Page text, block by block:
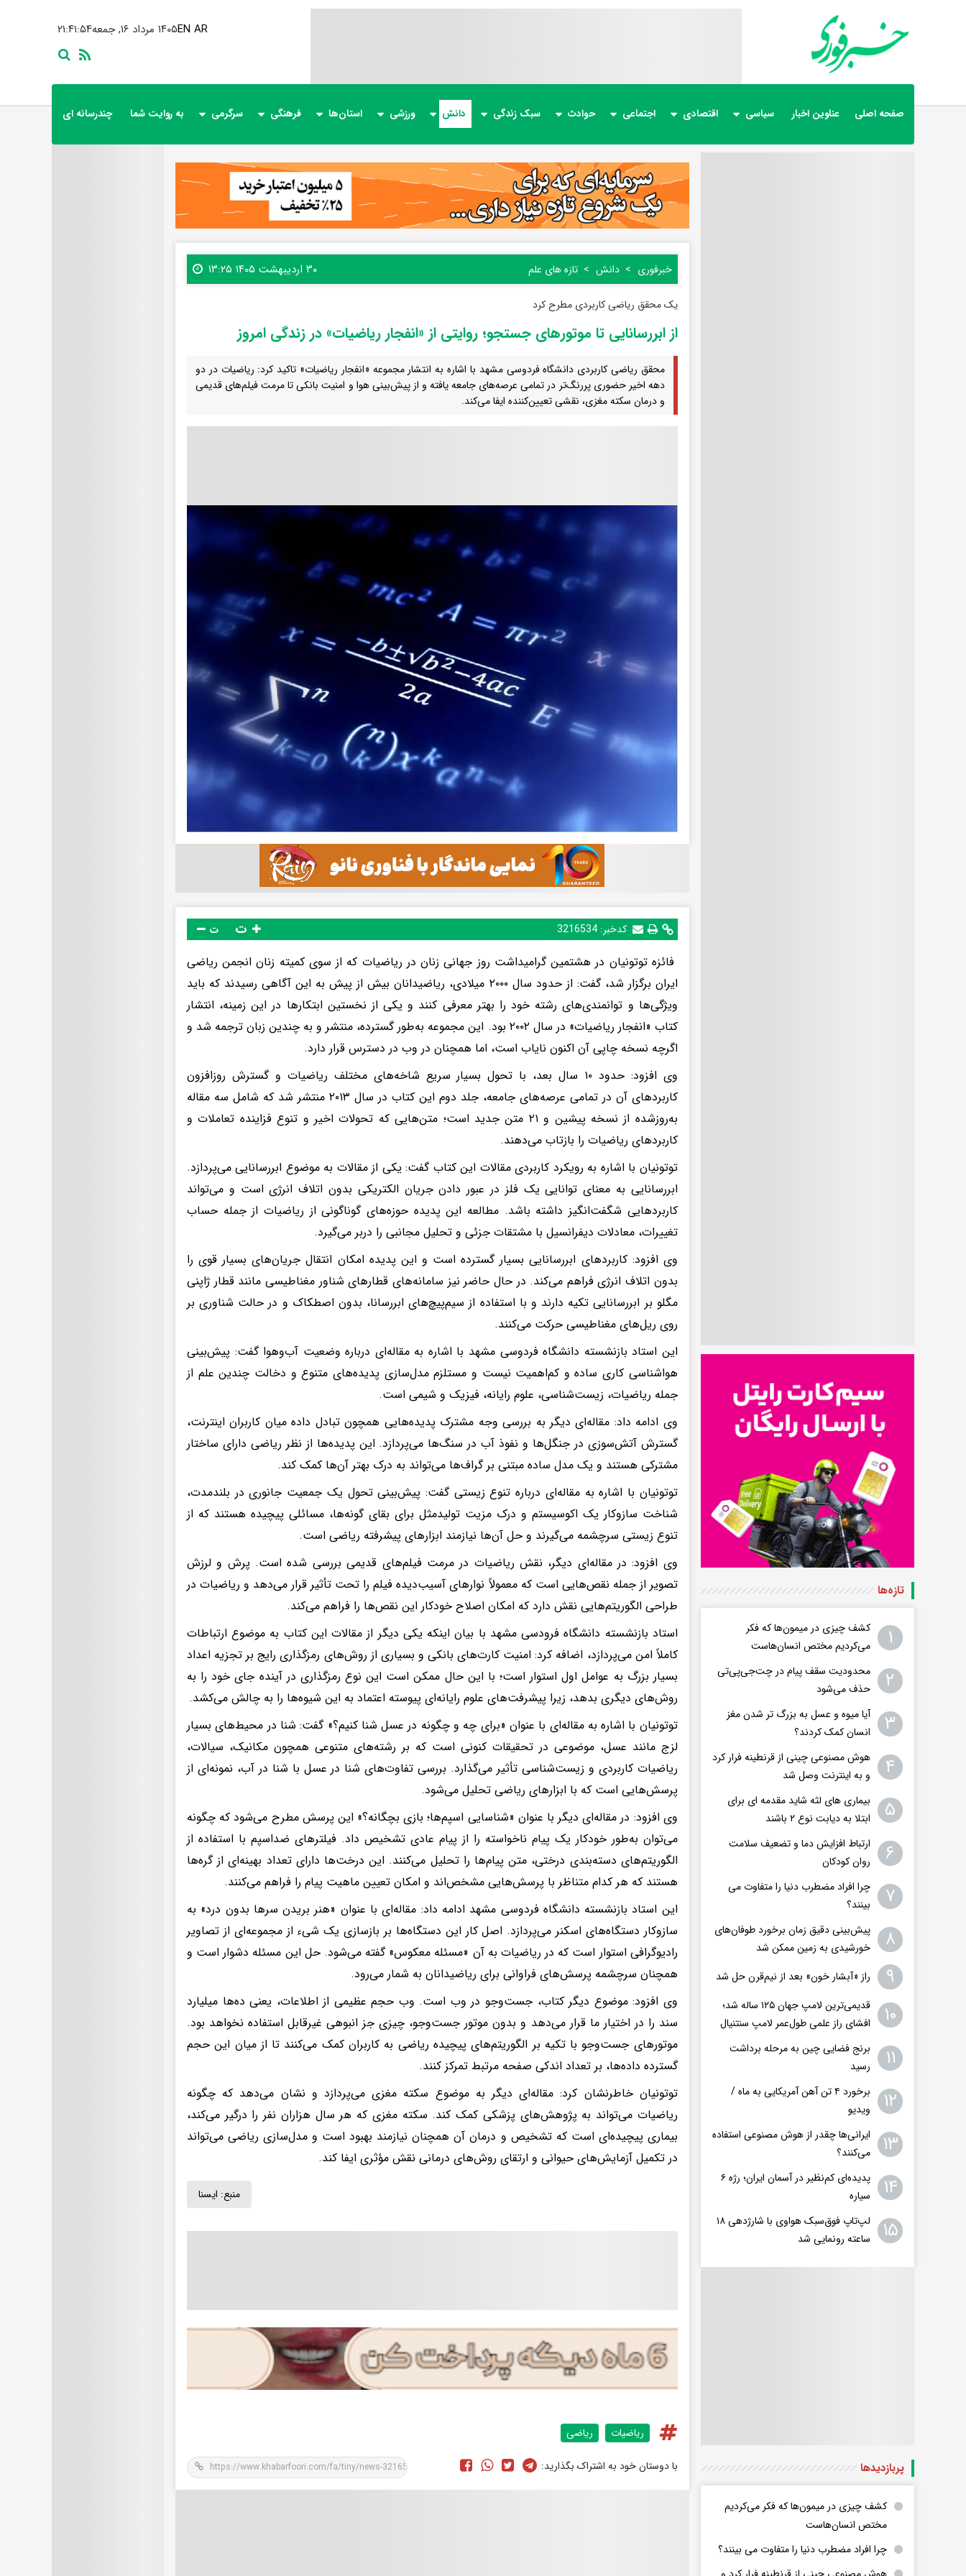
۲۱:۴۱:۵۶ ۱۴۰۵ مرداد ۱۶, جمعهEN AR
صفحه اصلی عناوین اخبار سیاسی اقتصادی اجتماعی حوادث سبک زندگی دانش ورزشی استان‌ها فرهنگی سرگرمی به روایت شما چندرسانه ای
خبرفوری دانش تازه های علم ۳۰ اردیبهشت ۱۴۰۵ ۱۳:۲۵
یک محقق ریاضی کاربردی مطرح کرد
از ابررسانایی تا موتورهای جستجو؛ روایتی از «انفجار ریاضیات» در زندگی امروز
محقق ریاضی کاربردی دانشگاه فردوسی مشهد با اشاره به انتشار مجموعه «انفجار ریاضیات» تاکید کرد: ریاضیات در دو
دهه اخیر حضوری پررنگ‌تر در تمامی عرصه‌های جامعه یافته و از پیش‌بینی هوا و امنیت بانکی تا مرمت فیلم‌های قدیمی
و درمان سکته مغزی، نقشی تعیین‌کننده ایفا می‌کند.
کدخبر:3216534 ت
فائزه توتونیان در هشتمین گرامیداشت روز جهانی زنان در ریاضیات که از سوی کمیته زنان انجمن ریاضی
ایران برگزار شد، گفت: از حدود سال ۲۰۰۰ میلادی، ریاضیدانان بیش از پیش به این آگاهی رسیدند که باید
ویژگی‌ها و توانمندی‌های رشته خود را بهتر معرفی کنند و یکی از نخستین ابتکارها در این زمینه، انتشار
کتاب «انفجار ریاضیات» در سال ۲۰۰۲ بود. این مجموعه به‌طور گسترده، منتشر و به چندین زبان ترجمه شد و
اگرچه نسخه چاپی آن اکنون نایاب است، اما همچنان در وب در دسترس قرار دارد.
وی افزود: حدود ۱۰ سال بعد، با تحول بسیار سریع شاخه‌های مختلف ریاضیات و گسترش روزافزون
کاربردهای آن در تمامی عرصه‌های جامعه، جلد دوم این کتاب در سال ۲۰۱۳ منتشر شد که شامل سه مقاله
به‌روزشده از نسخه پیشین و ۲۱ متن جدید است؛ متن‌هایی که تحولات اخیر و تنوع فزاینده تعاملات و
کاربردهای ریاضیات را بازتاب می‌دهند.
توتونیان با اشاره به رویکرد کاربردی مقالات این کتاب گفت: یکی از مقالات به موضوع ابررسانایی می‌پردازد.
ابررسانایی به معنای توانایی یک فلز در عبور دادن جریان الکتریکی بدون اتلاف انرژی است و می‌تواند
کاربردهایی شگفت‌انگیز داشته باشد. مطالعه این پدیده حوزه‌های گوناگونی از ریاضیات از جمله حساب
تغییرات، معادلات دیفرانسیل با مشتقات جزئی و تحلیل مجانبی را دربر می‌گیرد.
وی افزود: کاربردهای ابررسانایی بسیار گسترده است و این پدیده امکان انتقال جریان‌های بسیار قوی را
بدون اتلاف انرژی فراهم می‌کند. در حال حاضر نیز سامانه‌های قطارهای شناور مغناطیسی مانند قطار ژاپنی
مگلو بر ابررسانایی تکیه دارند و با استفاده از سیم‌پیچ‌های ابررسانا، بدون اصطکاک و در حالت شناوری بر
روی ریل‌های مغناطیسی حرکت می‌کنند.
این استاد بازنشسته دانشگاه فردوسی مشهد با اشاره به مقاله‌ای درباره وضعیت آب‌وهوا گفت: پیش‌بینی
هواشناسی کاری ساده و کم‌اهمیت نیست و مستلزم مدل‌سازی پدیده‌های متنوع و دخالت چندین علم از
جمله ریاضیات، زیست‌شناسی، علوم رایانه، فیزیک و شیمی است.
وی ادامه داد: مقاله‌ای دیگر به بررسی وجه مشترک پدیده‌هایی همچون تبادل داده میان کاربران اینترنت،
گسترش آتش‌سوزی در جنگل‌ها و نفوذ آب در سنگ‌ها می‌پردازد. این پدیده‌ها از نظر ریاضی دارای ساختار
مشترکی هستند و یک مدل ساده مبتنی بر گراف‌ها می‌تواند به درک بهتر آن‌ها کمک کند.
توتونیان با اشاره به مقاله‌ای درباره تنوع زیستی گفت: پیش‌بینی تحول یک جمعیت جانوری در بلندمدت،
شناخت سازوکار یک اکوسیستم و درک مزیت تولیدمثل برای بقای گونه‌ها، مسائلی پیچیده هستند که از
تنوع زیستی سرچشمه می‌گیرند و حل آن‌ها نیازمند ابزارهای پیشرفته ریاضی است.
وی افزود: در مقاله‌ای دیگر، نقش ریاضیات در مرمت فیلم‌های قدیمی بررسی شده است. پرش و لرزش
تصویر از جمله نقص‌هایی است که معمولاً نوارهای آسیب‌دیده فیلم را تحت تأثیر قرار می‌دهد و ریاضیات در
طراحی الگوریتم‌هایی نقش دارد که امکان اصلاح خودکار این نقص‌ها را فراهم می‌کند.
استاد بازنشسته دانشگاه فرودسی مشهد با بیان اینکه یکی دیگر از مقالات این کتاب به موضوع ارتباطات
کاملاً امن می‌پردازد، اضافه کرد: امنیت کارت‌های بانکی و بسیاری از روش‌های رمزگذاری رایج بر تجزیه اعداد
بسیار بزرگ به عوامل اول استوار است؛ با این حال ممکن است این نوع رمزگذاری در آینده جای خود را به
روش‌های دیگری بدهد، زیرا پیشرفت‌های علوم رایانه‌ای پیوسته اعتماد به این شیوه‌ها را به چالش می‌کشد.
توتونیان با اشاره به مقاله‌ای با عنوان «برای چه و چگونه در عسل شنا کنیم؟» گفت: شنا در محیط‌های بسیار
لزج مانند عسل، موضوعی در تحقیقات کنونی است که بر رشته‌های متنوعی همچون مکانیک، سیالات،
ریاضیات کاربردی و زیست‌شناسی تأثیر می‌گذارد. بررسی تفاوت‌های شنا در عسل با شنا در آب، نمونه‌ای از
پرسش‌هایی است که با ابزارهای ریاضی تحلیل می‌شود.
وی افزود: در مقاله‌ای دیگر با عنوان «شناسایی اسپم‌ها؛ بازی بچگانه؟» این پرسش مطرح می‌شود که چگونه
می‌توان به‌طور خودکار یک پیام ناخواسته را از پیام عادی تشخیص داد. فیلترهای ضداسپم با استفاده از
الگوریتم‌های دسته‌بندی درختی، متن پیام‌ها را تحلیل می‌کنند. این درخت‌ها دارای تعداد بهینه‌ای از گره‌ها
هستند که هر کدام متناظر با پرسش‌هایی مشخص‌اند و امکان تعیین ماهیت پیام را فراهم می‌کنند.
این استاد بازنشسته دانشگاه فردوسی مشهد ادامه داد: مقاله‌ای با عنوان «هنر بریدن سرها بدون درد» به
سازوکار دستگاه‌های اسکنر می‌پردازد. اصل کار این دستگاه‌ها بر بازسازی یک شیء از مجموعه‌ای از تصاویر
رادیوگرافی استوار است که در ریاضیات به آن «مسئله معکوس» گفته می‌شود. حل این مسئله دشوار است و
همچنان سرچشمه پرسش‌های فراوانی برای ریاضیدانان به شمار می‌رود.
وی افزود: موضوع دیگر کتاب، جست‌وجو در وب است. وب حجم عظیمی از اطلاعات، یعنی ده‌ها میلیارد
سند را در اختیار ما قرار می‌دهد و بدون موتور جست‌وجو، چیزی جز انبوهی غیرقابل استفاده نخواهد بود.
موتورهای جست‌وجو با تکیه بر الگوریتم‌های پیچیده ریاضی به کاربران کمک می‌کنند تا از میان این حجم
گسترده داده‌ها، بر تعداد اندکی صفحه مرتبط تمرکز کنند.
توتونیان خاطرنشان کرد: مقاله‌ای دیگر به موضوع سکته مغزی می‌پردازد و نشان می‌دهد که چگونه
ریاضیات می‌تواند به پژوهش‌های پزشکی کمک کند. سکته مغزی که هر سال هزاران نفر را درگیر می‌کند،
بیماری پیچیده‌ای است که تشخیص و درمان آن همچنان نیازمند بهبود است و مدل‌سازی ریاضی می‌تواند
در تکمیل آزمایش‌های حیوانی و ارتقای روش‌های درمانی نقش مؤثری ایفا کند.
منبع: ايسنا
ریاضیات ریاضی
با دوستان خود به اشتراک بگذارید:
تازه‌ها
۱
کشف چیزی در میمون‌ها که فکر
می‌کردیم مختص انسان‌هاست
۲
محدودیت سقف پیام در چت‌جی‌پی‌تی
حذف می‌شود
۳
آیا میوه و عسل به بزرگ تر شدن مغز
انسان کمک کردند؟
۴
هوش مصنوعی چینی از قرنطینه فرار کرد
و به اینترنت وصل شد
۵
بیماری های لثه شاید مقدمه ای برای
ابتلا به دیابت نوع ۲ باشند
۶
ارتباط افزایش دما و تضعیف سلامت
روان کودکان
۷
چرا افراد مضطرب دنیا را متفاوت می
بینند؟
۸
پیش‌بینی دقیق زمان برخورد طوفان‌های
خورشیدی به زمین ممکن شد
۹ راز «آبشار خون» بعد از نیم‌قرن حل شد
۱۰
قدیمی‌ترین لامپ جهان ۱۲۵ ساله شد؛
افشای راز علمی طول‌عمر لامپ سنتنیال
۱۱
برنج فضایی چین به مرحله برداشت
رسید
۱۲
برخورد ۴ تن آهن آمریکایی به ماه /
ویدیو
۱۳
ایرانی‌ها چقدر از هوش مصنوعی استفاده
می‌کنند؟
۱۴
پدیده‌ای کم‌نظیر در آسمان ایران؛ رژه ۶
سیاره
۱۵
لپ‌تاپ فوق‌سبک هواوی با شارژدهی ۱۸
ساعته رونمایی شد
پربازدید‌ها
کشف چیزی در میمون‌ها که فکر می‌کردیم
مختص انسان‌هاست
چرا افراد مضطرب دنیا را متفاوت می بینند؟